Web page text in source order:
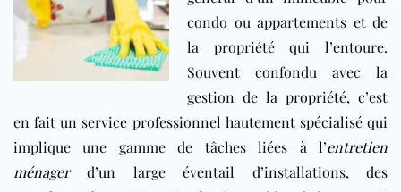
condo ou appartements et de
la propriété qui l’entoure.
Souvent confondu avec la
gestion de la propriété, c’est
en fait un service professionnel hautement spécialisé qui
implique une gamme de tâches liées à l’entretien
ménagerd’un large éventail d’installations, des